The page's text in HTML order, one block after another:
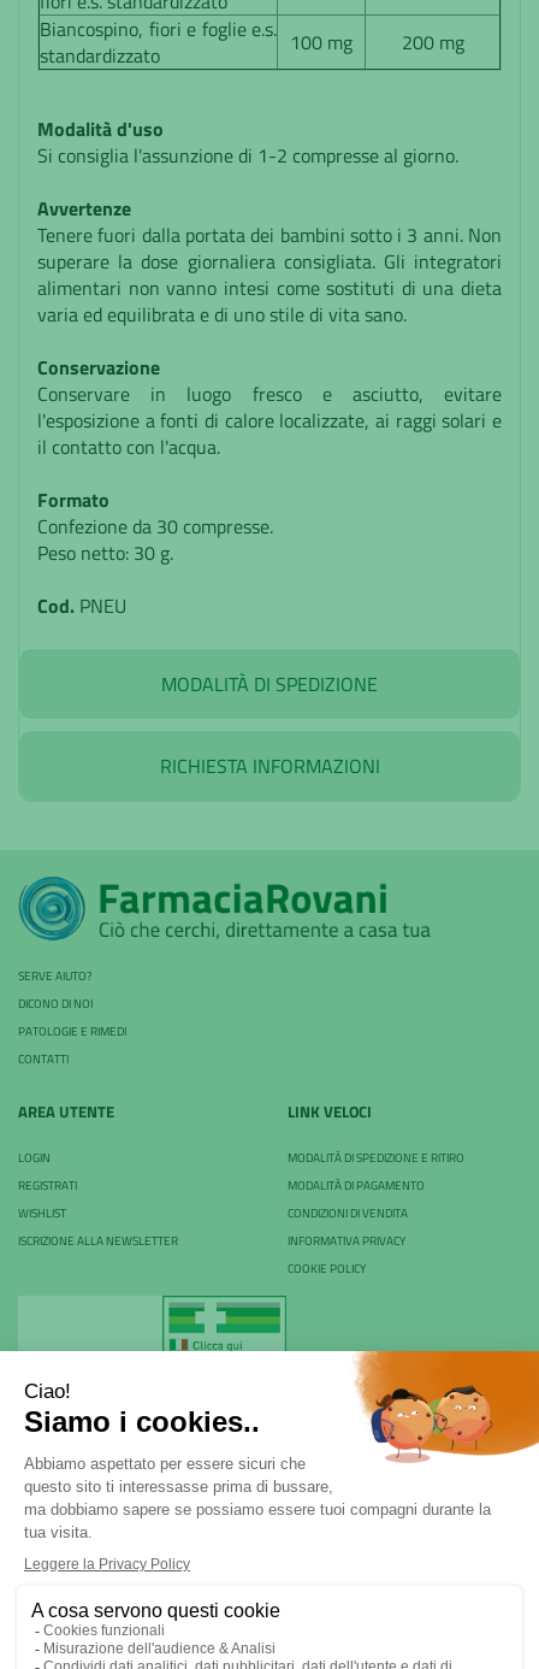
Biancospino, fiori e foglie e.s.
standardizzato
100 mg 200 mg
Modalità d'uso
Si consiglia l'assunzione di 1-2 compresse al giorno.
Avvertenze
Tenere fuori dalla portata dei bambini sotto i 3 anni. Non
superare la dose giornaliera consigliata. Gli integratori
alimentari non vanno intesi come sostituti di una dieta
varia ed equilibrata e di uno stile di vita sano.
Conservazione
Conservare in luogo fresco e asciutto, evitare
l'esposizione a fonti di calore localizzate, ai raggi solari e
il contatto con l'acqua.
Formato
Confezione da 30 compresse.
Peso netto: 30 g.
Cod. PNEU
MODALITÀ DI SPEDIZIONE
RICHIESTA INFORMAZIONI
SERVE AIUTO?
DICONO DI NOI
PATOLOGIE E RIMEDI
CONTATTI
AREA UTENTE
LOGIN
REGISTRATI
WISHLIST
ISCRIZIONE ALLA NEWSLETTER
LINK VELOCI
MODALITÀ DI SPEDIZIONE E RITIRO
MODALITÀ DI PAGAMENTO
CONDIZIONI DI VENDITA
INFORMATIVA PRIVACY
COOKIE POLICY
Farmacia Rovani & C. sas - P.Iva 04024530968
Via Rovani 84 - 20099 - Sesto San Giovanni (MI) | Tel.
22470970|ordini@farmaciarovani.it